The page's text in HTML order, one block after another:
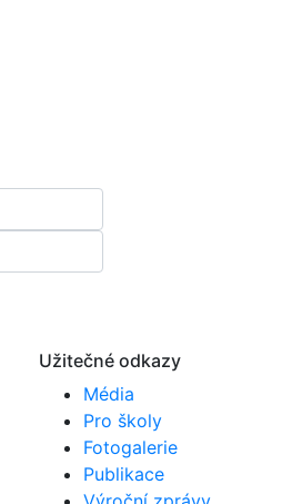
Užitečné odkazy
Média
Pro školy
Fotogalerie
Publikace